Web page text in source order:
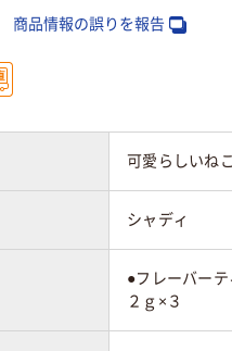
商品情報の誤りを報告
可愛らしいね
シャディ
●フレーバーテ
２ｇ×３